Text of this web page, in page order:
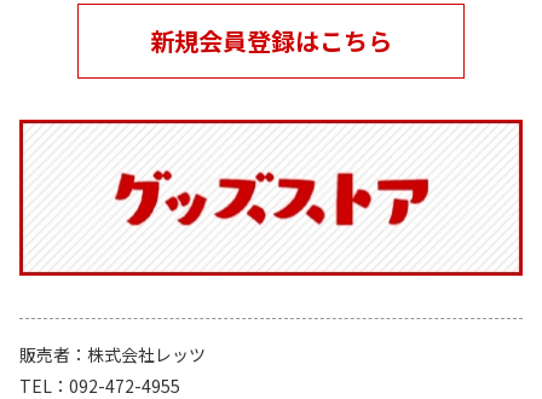
新規会員登録はこちら
販売者
株式会社レッツ
TEL
092-472-4955